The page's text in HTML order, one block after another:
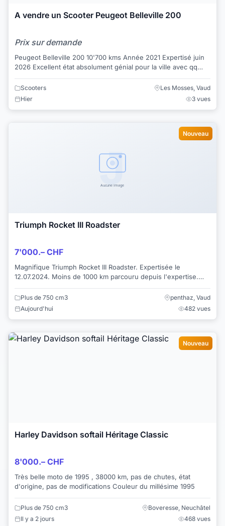
A vendre un Scooter Peugeot Belleville 200
Prix sur demande
Peugeot Belleville 200 10'700 kms Année 2021 Expertisé juin
2026 Excellent état absolument génial pour la ville avec qq
Scooters
Les Mosses, Vaud
Hier
3 vues
Nouveau
Triumph Rocket III Roadster
7'000.– CHF
Magnifique Triumph Rocket III Roadster. Expertisée le
12.07.2024. Moins de 1000 km parcouru depuis l'expertise.
Plus de 750 cm3
penthaz, Vaud
Aujourd'hui
482 vues
Nouveau
Harley Davidson softail Héritage Classic
8'000.– CHF
Très belle moto de 1995 , 38000 km, pas de chutes, état
d'origine, pas de modifications Couleur du millésime 1995
Plus de 750 cm3
Boveresse, Neuchâtel
Il y a 2 jours
468 vues